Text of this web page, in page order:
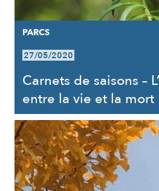
PARCS
27/05/2020
Carnets de saisons –
entre la vie et la mort